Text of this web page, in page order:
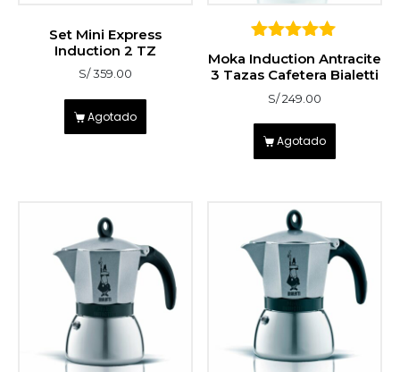
Set Mini Express
Induction 2 TZ
S/359.00
Agotado
5
sobre 5
Moka Induction Antracite
3 Tazas Cafetera Bialetti
S/249.00
Agotado